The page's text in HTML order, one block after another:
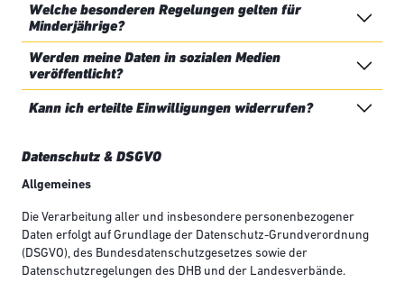
Welche besonderen Regelungen gelten für
Minderjährige?
Werden meine Daten in sozialen Medien
veröffentlicht?
Kann ich erteilte Einwilligungen widerrufen?
Datenschutz & DSGVO
Allgemeines
Die Verarbeitung aller und insbesondere personenbezogener
Daten erfolgt auf Grundlage der Datenschutz-Grundverordnung
(DSGVO), des Bundesdatenschutzgesetzes sowie der
Datenschutzregelungen des DHB und der Landesverbände.